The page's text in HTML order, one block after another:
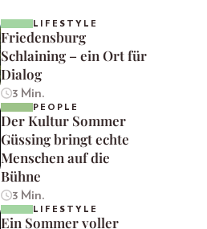
LIFESTYLE
Friedensburg
Schlaining – ein Ort für
Dialog
3 Min.
PEOPLE
Der Kultur Sommer
Güssing bringt echte
Menschen auf die
Bühne
3 Min.
LIFESTYLE
Ein Sommer voller